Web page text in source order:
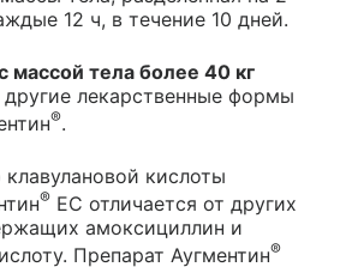
12 ч, в течение 10 дней.
массой тела более 40 кг
лекарственные формы
®.
кислоты
® ЕС отличается от других
амоксициллин и
Препарат Аугментин®